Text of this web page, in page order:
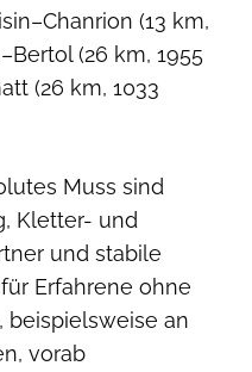
(13 km,
(26 km, 1955
(26 km, 1033
Muss sind
Kletter- und
und stabile
Erfahrene ohne
beispielsweise an
vorab